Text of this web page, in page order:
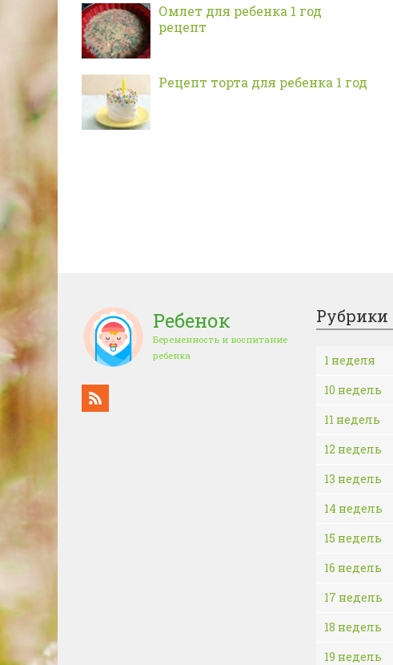
Омлет для ребенка 1 год
рецепт
Рецепт торта для ребенка 1 год
Ребенок
Беременность и воспитание
ребенка
Рубрики
1 неделя
10 недель
11 недель
12 недель
13 недель
14 недель
15 недель
16 недель
17 недель
18 недель
19 недель